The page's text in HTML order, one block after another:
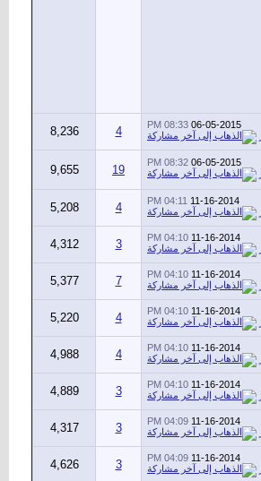
06-05-2015
08:33 PM
4
8,236
06-05-2015
08:32 PM
19
9,655
11-16-2014
04:11 PM
4
5,208
11-16-2014
04:10 PM
3
4,312
11-16-2014
04:10 PM
7
5,377
11-16-2014
04:10 PM
4
5,220
11-16-2014
04:10 PM
4
4,988
11-16-2014
04:10 PM
3
4,889
11-16-2014
04:09 PM
3
4,317
11-16-2014
04:09 PM
3
4,626